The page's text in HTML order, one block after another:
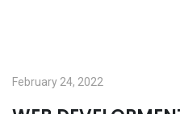
February 24, 2022